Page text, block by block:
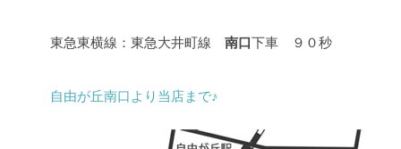
東急東横線：東急大井町線 南口下車 ９０秒
自由が丘南口より当店まで♪